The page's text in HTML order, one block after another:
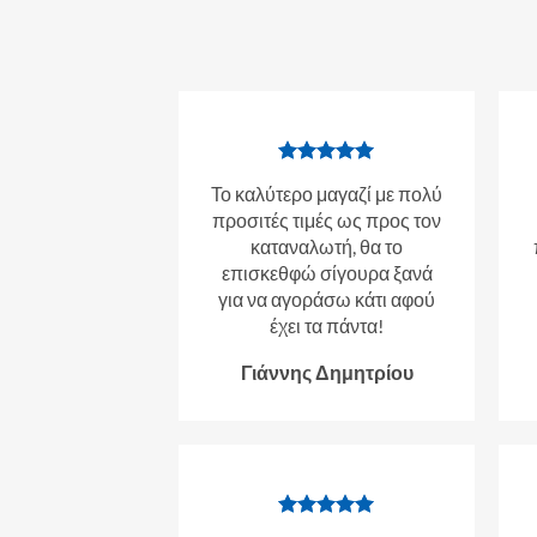
Το καλύτερο μαγαζί με πολύ
προσιτές τιμές ως προς τον
καταναλωτή, θα το
επισκεθφώ σίγουρα ξανά
για να αγοράσω κάτι αφού
έχει τα πάντα!
Γιάννης Δημητρίου